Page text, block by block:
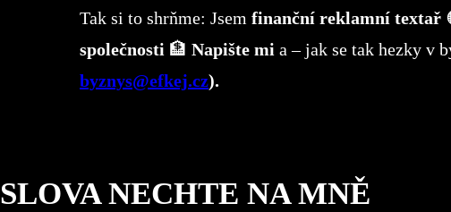
Tak si to shrňme: Jsemfinanční reklamní textař
společnosti 🏦Napište mi a – jak se tak hezky v
byznys@efkej.cz).
SLOVA NECHTE NA MNĚ